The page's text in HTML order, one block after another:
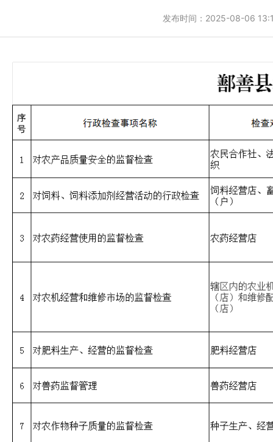
发布时间： 2025-08-06